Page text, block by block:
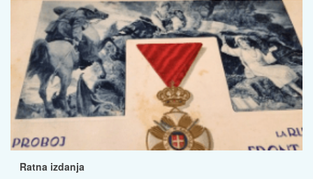
Ratna izdanja